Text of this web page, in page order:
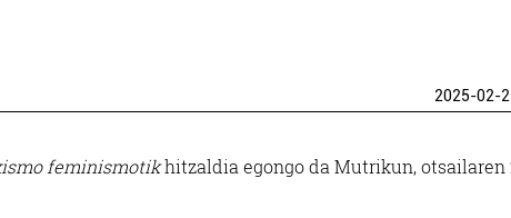
2025-02-
feminismotikhitzaldia egongo da Mutrikun, otsailaren